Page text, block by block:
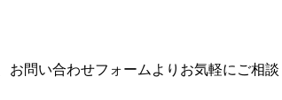
お問い合わせフォームよりお気軽にご相談